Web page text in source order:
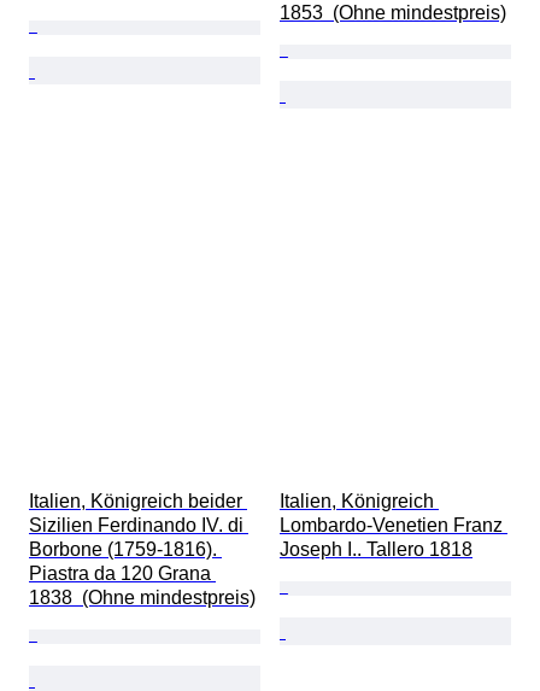
1853  (Ohne mindestpreis)
Italien, Königreich beider
Sizilien Ferdinando IV. di
Borbone (1759-1816).
Piastra da 120 Grana
1838  (Ohne mindestpreis)
Italien, Königreich
Lombardo-Venetien Franz
Joseph I.. Tallero 1818